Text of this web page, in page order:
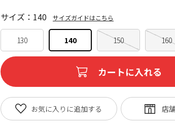
130 140 150 160
サイズ：140 サイズガイドはこちら
カートに入れる
お気に入りに追加する